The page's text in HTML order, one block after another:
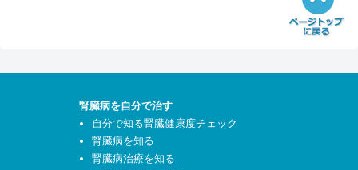
腎臓病を自分で治す
自分で知る腎臓健康度チェック
腎臓病を知る
腎臓病治療を知る